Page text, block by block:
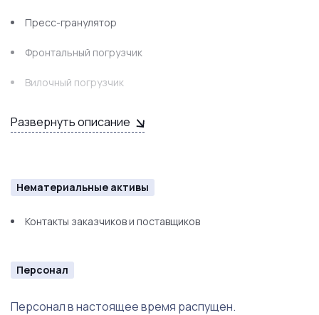
Пресс-гранулятор
Фронтальный погрузчик
Вилочный погрузчик
Развернуть описание
Нематериальные активы
Контакты заказчиков и поставщиков
Персонал
Персонал в настоящее время распущен.